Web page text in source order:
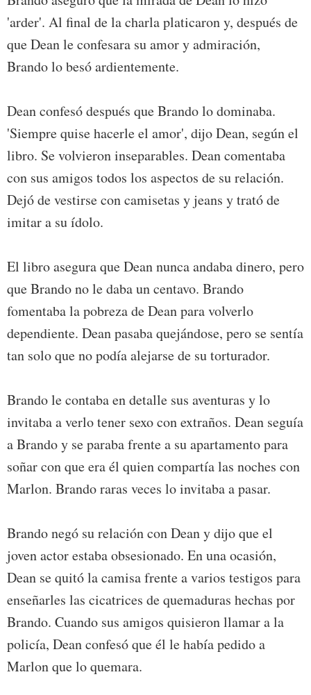
'arder'. Al final de la charla platicaron y, después de
que Dean le confesara su amor y admiración,
Brando lo besó ardientemente.
Dean confesó después que Brando lo dominaba.
'Siempre quise hacerle el amor', dijo Dean, según el
libro. Se volvieron inseparables. Dean comentaba
con sus amigos todos los aspectos de su relación.
Dejó de vestirse con camisetas y jeans y trató de
imitar a su ídolo.
El libro asegura que Dean nunca andaba dinero, pero
que Brando no le daba un centavo. Brando
fomentaba la pobreza de Dean para volverlo
dependiente. Dean pasaba quejándose, pero se sentía
tan solo que no podía alejarse de su torturador.
Brando le contaba en detalle sus aventuras y lo
invitaba a verlo tener sexo con extraños. Dean seguía
a Brando y se paraba frente a su apartamento para
soñar con que era él quien compartía las noches con
Marlon. Brando raras veces lo invitaba a pasar.
Brando negó su relación con Dean y dijo que el
joven actor estaba obsesionado. En una ocasión,
Dean se quitó la camisa frente a varios testigos para
enseñarles las cicatrices de quemaduras hechas por
Brando. Cuando sus amigos quisieron llamar a la
policía, Dean confesó que él le había pedido a
Marlon que lo quemara.